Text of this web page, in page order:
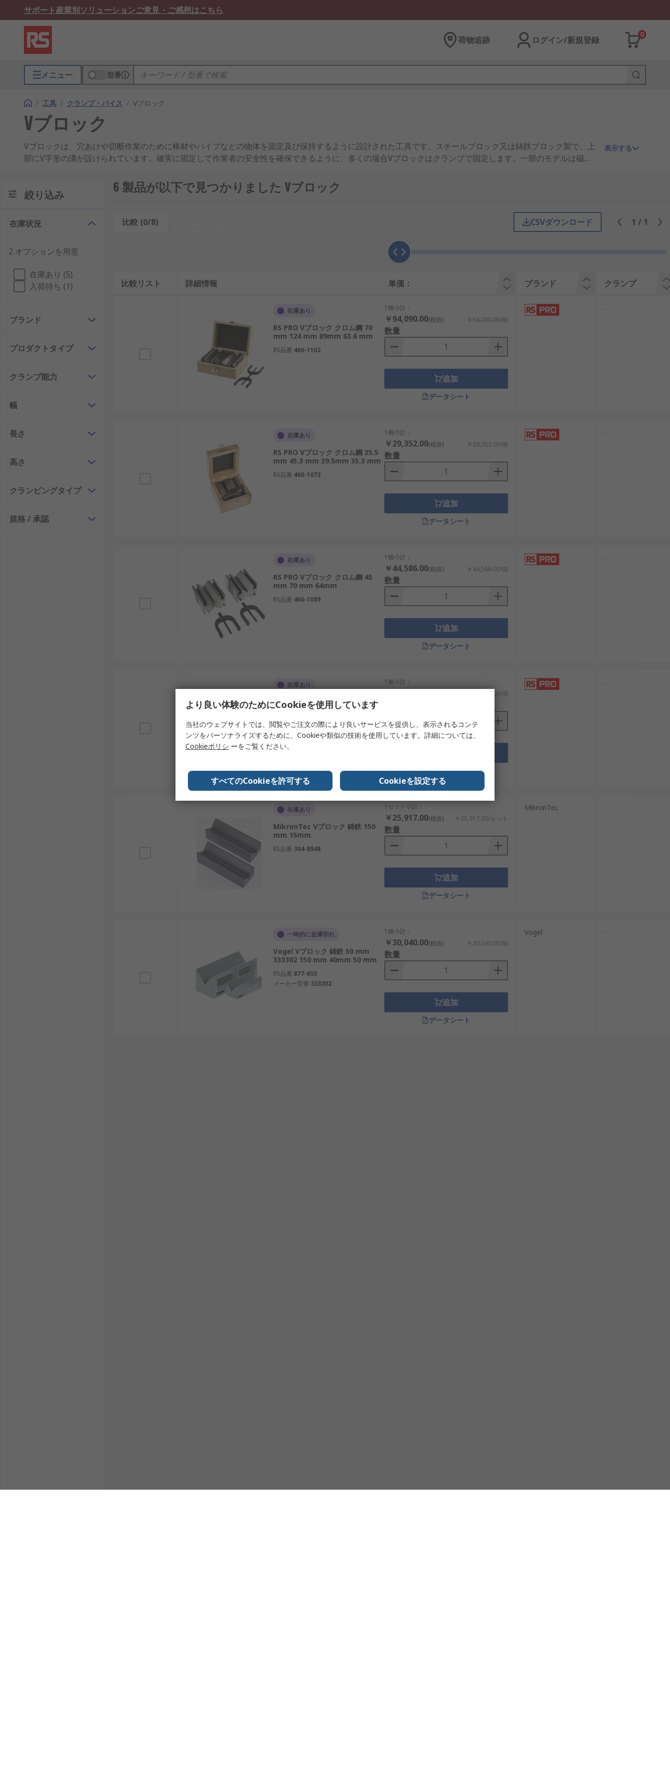
サポート産業別ソリューションご意見・ご感想はこちら
荷物追跡 ログイン/新規登録
0
メニュー 型番
/ 工具 / クランプ・バイス / Vブロック
Vブロック
Vブロックは、穴あけや切断作業のために棒材やパイプなどの物体を固定及び保持するように設計された工具です。スチールブロック又は鋳鉄ブロック製で、上
部にV字形の溝が設けられています。確実に固定して作業者の安全性を確保できるように、多くの場合Vブロックはクランプで固定します。一部のモデルは磁石
表示する
絞り込み
在庫状況
2 オプションを用意
在庫あり (5)
入荷待ち (1)
ブランド
プロダクトタイプ
クランプ能力
幅
長さ
高さ
クランピングタイプ
規格 / 承認
6 製品が以下で見つかりました Vブロック
比較 (0/8) CSVダウンロード 1 / 1
比較リスト 詳細情報 単価： ブランド クランプ
在庫あり
RS PRO Vブロック クロム鋼 70
mm 124 mm 89mm 63.6 mm
RS品番 460-1102
1個小計：
￥94,090.00(税抜) ￥94,090.00/個
数量
追加
データシート
-
在庫あり
RS PRO Vブロック クロム鋼 35.5
mm 45.3 mm 39.5mm 35.3 mm
RS品番 460-1073
1個小計：
￥29,352.00(税抜) ￥29,352.00/個
数量
追加
データシート
-
在庫あり
RS PRO Vブロック クロム鋼 45
mm 70 mm 64mm
RS品番 460-1089
1個小計：
￥44,586.00(税抜) ￥44,586.00/個
数量
追加
データシート
-
在庫あり
RS PRO Vブロック スチール 1.5 イ
ンチ 2 インチ 38.1mm 38.1 mm
RS品番230-0115
1個小計：
￥44,713.00/個
データシート
-
在庫あり
MikronTec Vブロック 鋳鉄 150
mm 15mm
RS品番 304-8948
1セット小計：
￥25,917.00(税抜) ￥25,917.00/セット
数量
追加
データシート
MikronTec -
一時的に在庫切れ
Vogel Vブロック 鋳鉄 50 mm
333302 150 mm 40mm 50 mm
RS品番 877-655
メーカー型番 333302
1個小計：
￥30,040.00(税抜) ￥30,040.00/個
数量
追加
データシート
Vogel -
より良い体験のためにCookieを使用しています
当社のウェブサイトでは、閲覧やご注文の際により良いサービスを提供し、表示されるコンテ
ンツをパーソナライズするために、Cookieや類似の技術を使用しています。詳細については、
Cookieポリシ ーをご覧ください。
すべてのCookieを許可する Cookieを設定する